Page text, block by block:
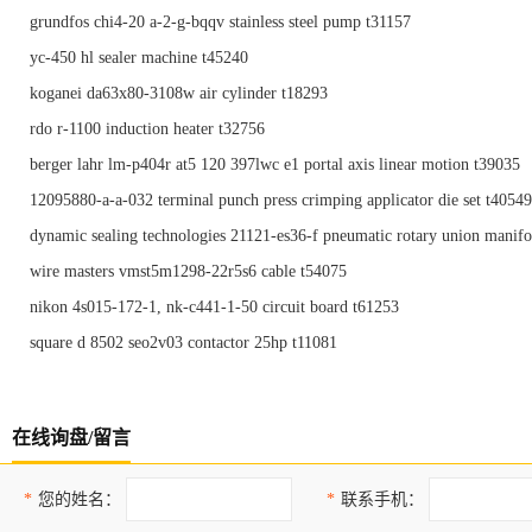
grundfos chi4-20 a-2-g-bqqv stainless steel pump t31157
yc-450 hl sealer machine t45240
koganei da63x80-3108w air cylinder t18293
rdo r-1100 induction heater t32756
berger lahr lm-p404r at5 120 397lwc e1 portal axis linear motion t39035
12095880-a-a-032 terminal punch press crimping applicator die set t40549
dynamic sealing technologies 21121-es36-f pneumatic rotary union
wire masters vmst5m1298-22r5s6 cable t54075
nikon 4s015-172-1, nk-c441-1-50 circuit board t61253
square d 8502 seo2v03 contactor 25hp t11081
在线询盘/留言
* 您的姓名： * 联系手机：